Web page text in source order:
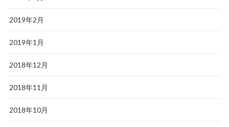
2019年2月
2019年1月
2018年12月
2018年11月
2018年10月